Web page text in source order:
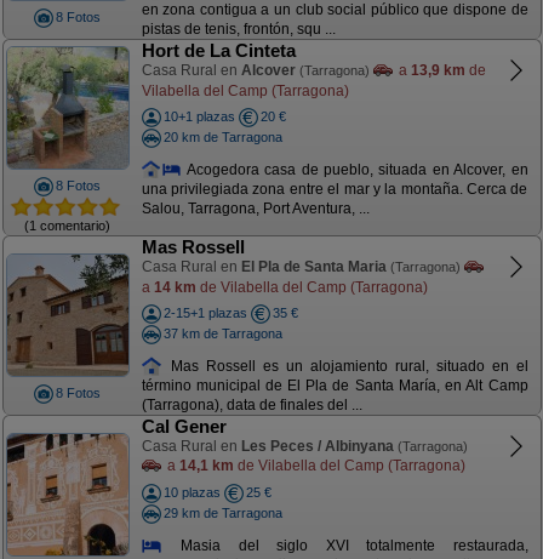
8 Fotos
en zona contigua a un club social público que dispone de
pistas de tenis, frontón, squ ...
8 Fotos
(1 comentario)
Hort de La Cinteta
Casa Rural en Alcover (Tarragona) a 13,9 km de
Vilabella del Camp (Tarragona)
10+1 plazas
20 €
20 km de Tarragona
Acogedora casa de pueblo, situada en Alcover, en
una privilegiada zona entre el mar y la montaña. Cerca de
Salou, Tarragona, Port Aventura, ...
8 Fotos
Mas Rossell
Casa Rural en El Pla de Santa Maria (Tarragona)
a 14 km de Vilabella del Camp (Tarragona)
2-15+1 plazas
35 €
37 km de Tarragona
Mas Rossell es un alojamiento rural, situado en el
término municipal de El Pla de Santa María, en Alt Camp
(Tarragona), data de finales del ...
Cal Gener
Casa Rural en Les Peces / Albinyana (Tarragona)
a 14,1 km de Vilabella del Camp (Tarragona)
10 plazas
25 €
29 km de Tarragona
Masia del siglo XVI totalmente restaurada,